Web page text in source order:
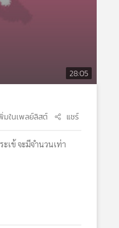
28:05
มในเพลย์ลิสต์ แชร์
เข้ จะมีจำนวนเท่า